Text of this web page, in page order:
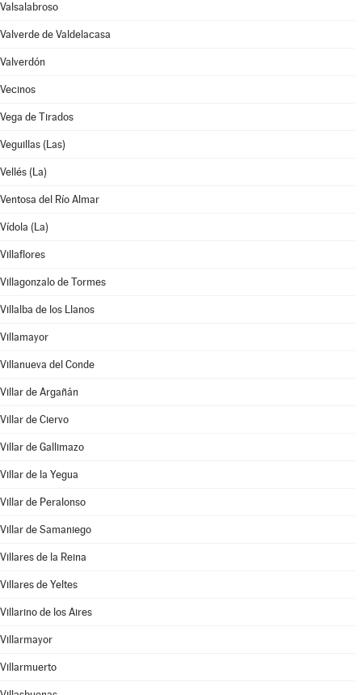
Valsalabroso
Valverde de Valdelacasa
Valverdón
Vecinos
Vega de Tirados
Veguillas (Las)
Vellés (La)
Ventosa del Río Almar
Vídola (La)
Villaflores
Villagonzalo de Tormes
Villalba de los Llanos
Villamayor
Villanueva del Conde
Villar de Argañán
Villar de Ciervo
Villar de Gallimazo
Villar de la Yegua
Villar de Peralonso
Villar de Samaniego
Villares de la Reina
Villares de Yeltes
Villarino de los Aires
Villarmayor
Villarmuerto